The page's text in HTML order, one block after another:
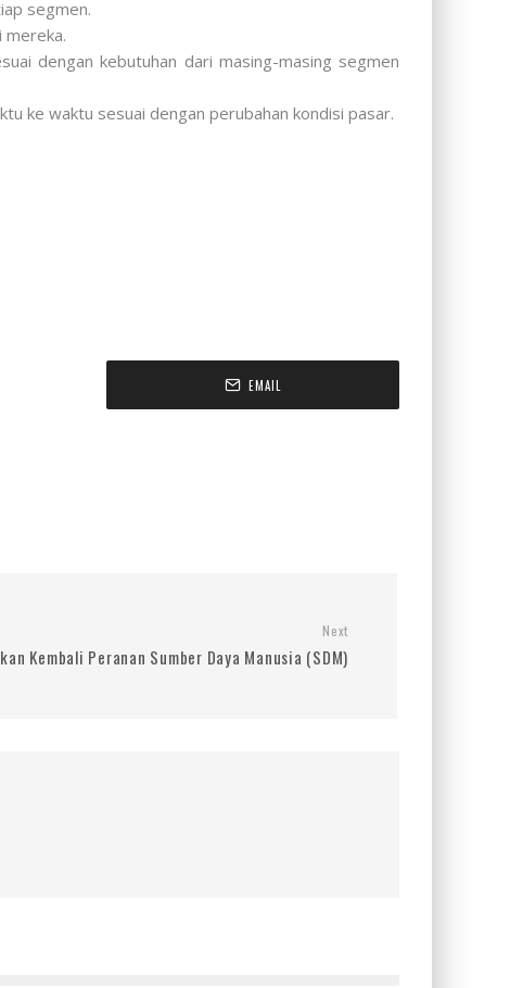
segmen.
mereka.
dengan kebutuhan dari masing-masing segmen
ke waktu sesuai dengan perubahan kondisi pasar.
EMAIL
Next
Kembali Peranan Sumber Daya Manusia (SDM)